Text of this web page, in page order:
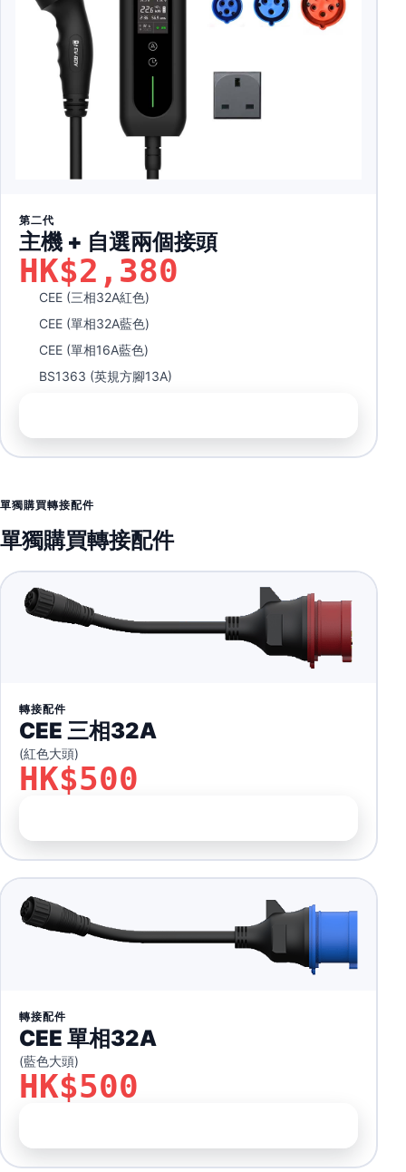
第二代
主機 + 自選兩個接頭
HK$2,380
CEE (三相32A紅色)
CEE (單相32A藍色)
CEE (單相16A藍色)
BS1363 (英規方腳13A)
單獨購買轉接配件
單獨購買轉接配件
轉接配件
CEE 三相32A
(紅色大頭)
HK$500
轉接配件
CEE 單相32A
(藍色大頭)
HK$500